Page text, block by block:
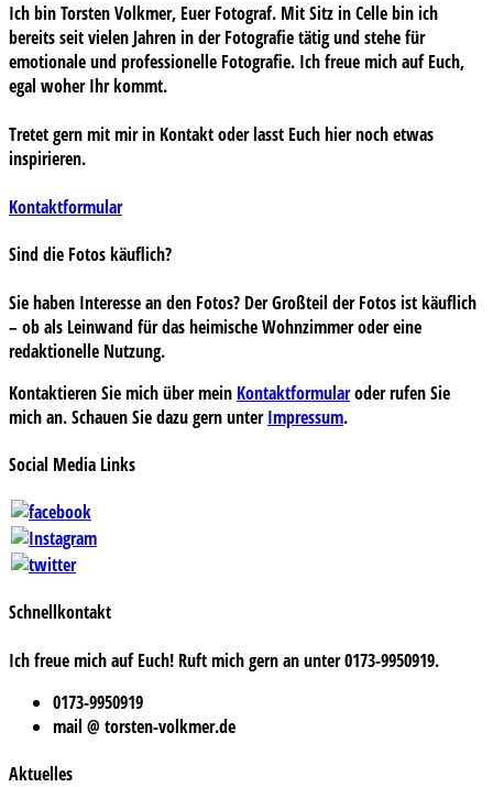
Ich bin Torsten Volkmer, Euer Fotograf. Mit Sitz in Celle bin ich
bereits seit vielen Jahren in der Fotografie tätig und stehe für
emotionale und professionelle Fotografie. Ich freue mich auf Euch,
egal woher Ihr kommt.
Tretet gern mit mir in Kontakt oder lasst Euch hier noch etwas
inspirieren.
Kontaktformular
Sind die Fotos käuflich?
Sie haben Interesse an den Fotos? Der Großteil der Fotos ist käuflich
– ob als Leinwand für das heimische Wohnzimmer oder eine
redaktionelle Nutzung.
Kontaktieren Sie mich über mein Kontaktformularoder rufen Sie
mich an. Schauen Sie dazu gern unterImpressum.
Social Media Links
Schnellkontakt
Ich freue mich auf Euch! Ruft mich gern an unter 0173-9950919.
0173-9950919
mail @ torsten-volkmer.de
Aktuelles